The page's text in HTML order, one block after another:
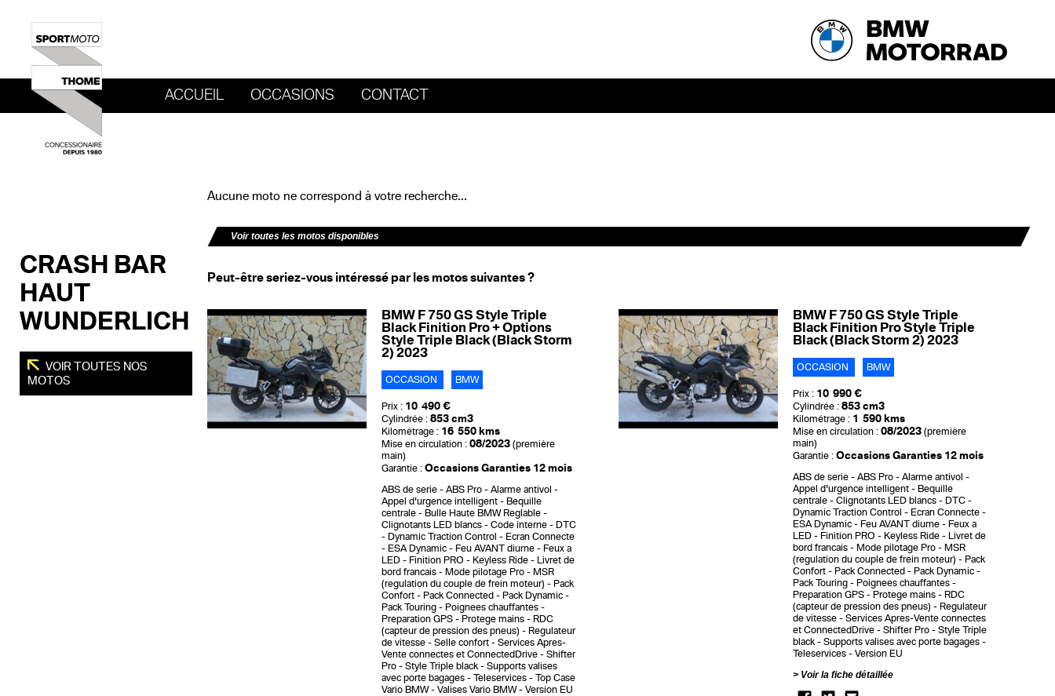
ACCUEIL OCCASIONS CONTACT
CRASH BAR
HAUT
WUNDERLICH
VOIR TOUTES NOS
MOTOS
Aucune moto ne correspond à votre recherche...
Voir toutes les motos disponibles
Peut-être seriez-vous intéressé par les motos suivantes ?
BMW F 750 GS Style Triple
Black Finition Pro + Options
Style Triple Black (Black Storm
2) 2023
OCCASION BMW
Prix : 10 490 €
Cylindrée : 853 cm3
Kilométrage : 16 550 kms
Mise en circulation : 08/2023 (première
main)
Garantie : Occasions Garanties 12 mois
ABS de serie ABS Pro
Alarme antivol
Appel d'urgence intelligent
Bequille
centrale
Bulle Haute BMW Reglable
Clignotants LED blancs
Code interne
DTC
- Dynamic Traction Control
Ecran Connecte
ESA Dynamic
Feu AVANT diurne
Feux a
LED
Finition PRO Keyless Ride
Livret de
bord francais
Mode pilotage Pro
MSR
(regulation du couple de frein moteur)
Pack
Confort
Pack Connected
Pack Dynamic
Pack Touring
Poignees chauffantes
Preparation GPS
Protege mains
RDC
(capteur de pression des pneus)
Regulateur
de vitesse
Selle confort
Services Apres-
Vente connectes et ConnectedDrive
Shifter
Pro
Style Triple black
Supports valises
avec porte bagages
Teleservices
Top Case
Vario BMW
Valises Vario BMW
Version EU
BMW F 750 GS Style Triple
Black Finition Pro Style Triple
Black (Black Storm 2) 2023
OCCASION BMW
Prix : 10 990 €
Cylindrée : 853 cm3
Kilométrage : 1 590 kms
Mise en circulation : 08/2023 (première
main)
Garantie : Occasions Garanties 12 mois
ABS de serie ABS Pro
Alarme antivol
Appel d'urgence intelligent
Bequille
centrale
Clignotants LED blancs
DTC -
Dynamic Traction Control
Ecran Connecte
ESA Dynamic
Feu AVANT diurne
Feux a
LED
Finition PRO Keyless Ride
Livret de
bord francais
Mode pilotage Pro
MSR
(regulation du couple de frein moteur)
Pack
Confort
Pack Connected
Pack Dynamic
Pack Touring
Poignees chauffantes
Preparation GPS
Protege mains
RDC
(capteur de pression des pneus)
Regulateur
de vitesse
Services Apres-Vente connectes
et ConnectedDrive
Shifter Pro
Style Triple
black
Supports valises avec porte bagages
Teleservices
Version EU
Voir la fiche détaillée